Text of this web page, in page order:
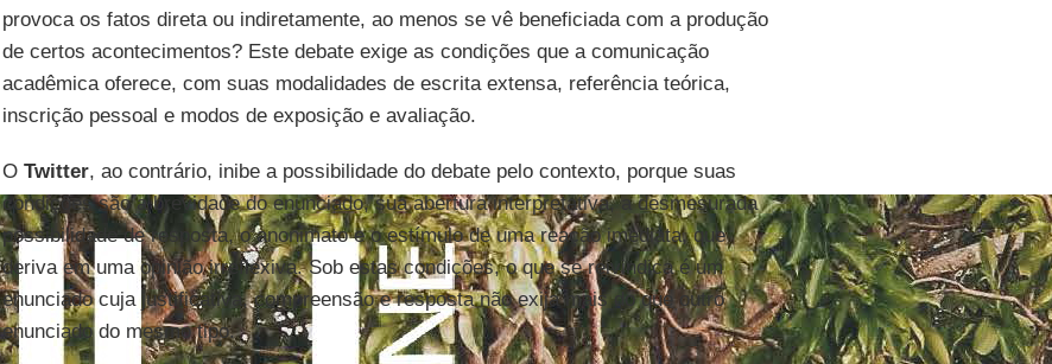
provoca os fatos direta ou indiretamente, ao menos se vê beneficiada com a produção
de certos acontecimentos? Este debate exige as condições que a comunicação
acadêmica oferece, com suas modalidades de escrita extensa, referência teórica,
inscrição pessoal e modos de exposição e avaliação.
O Twitter, ao contrário, inibe a possibilidade do debate pelo contexto, porque suas
condições são a brevidade do enunciado, sua abertura interpretativa, a desmesurada
possibilidade de resposta, o anonimato e o estímulo de uma reação imediata, que
deriva em uma opinião irreflexiva. Sob estas condições, o que se reivindica é um
enunciado cuja justificativa, compreensão e resposta não exija mais do que outro
enunciado do mesmo tipo.